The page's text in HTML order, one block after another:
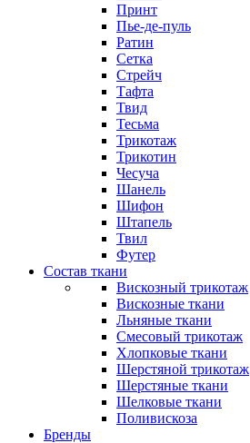
Принт
Пье-де-пуль
Ратин
Сетка
Стрейч
Тафта
Твид
Тесьма
Трикотаж
Трикотин
Чесуча
Шанель
Шифон
Штапель
Твил
Футер
Состав ткани
Вискозный трикотаж
Вискозные ткани
Льняные ткани
Смесовый трикотаж
Хлопковые ткани
Шерстяной трикотаж
Шерстяные ткани
Шелковые ткани
Поливискоза
Бренды